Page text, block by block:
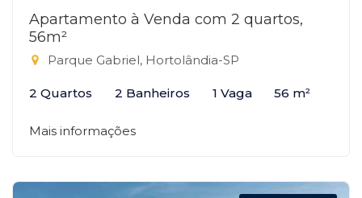
Apartamento à Venda com 2 quartos,
56m²
Parque Gabriel, Hortolândia-SP
2 Quartos 2 Banheiros 1 Vaga 56 m²
Mais informações